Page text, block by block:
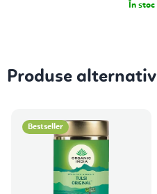
În stoc
Produse
Bestseller